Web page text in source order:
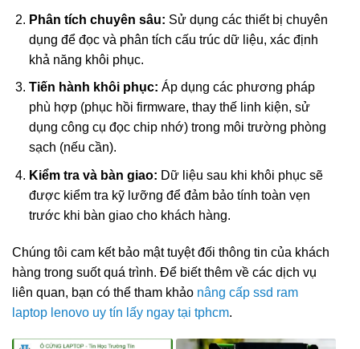
Phân tích chuyên sâu: Sử dụng các thiết bị chuyên
dụng để đọc và phân tích cấu trúc dữ liệu, xác định
khả năng khôi phục.
Tiến hành khôi phục: Áp dụng các phương pháp
phù hợp (phục hồi firmware, thay thế linh kiện, sử
dụng công cụ đọc chip nhớ) trong môi trường phòng
sạch (nếu cần).
Kiểm tra và bàn giao: Dữ liệu sau khi khôi phục sẽ
được kiểm tra kỹ lưỡng để đảm bảo tính toàn vẹn
trước khi bàn giao cho khách hàng.
Chúng tôi cam kết bảo mật tuyệt đối thông tin của khách
hàng trong suốt quá trình. Để biết thêm về các dịch vụ
liên quan, bạn có thể tham khảo nâng cấp ssd ram
laptop lenovo uy tín lấy ngay tại tphcm.